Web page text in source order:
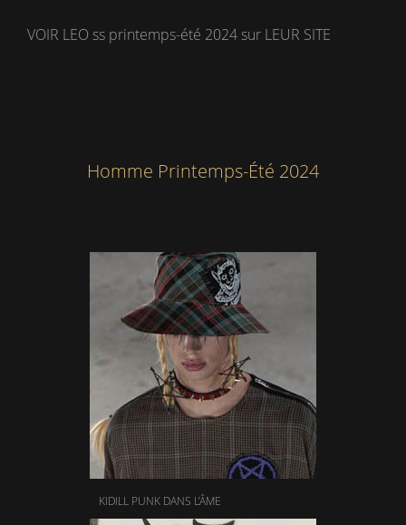
VOIR LEO ss printemps-été 2024 sur LEUR SITE
Homme Printemps-Été 2024
KIDILL PUNK DANS L’ÂME